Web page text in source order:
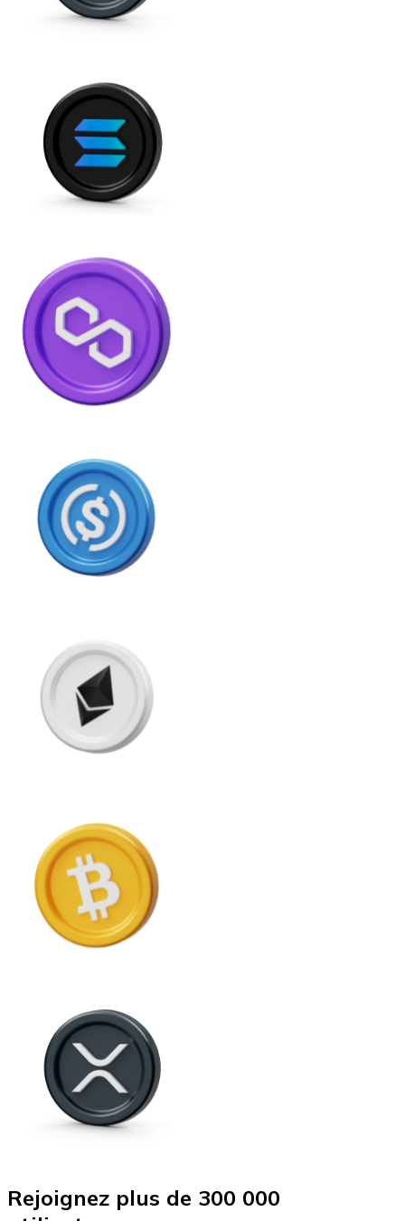
Rejoignez plus de 300 000